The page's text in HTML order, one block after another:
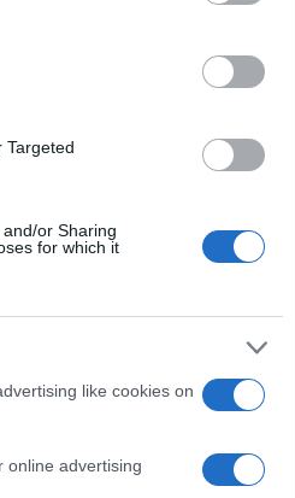
Targeted
or Sharing
for which it
like cookies on
online advertising
pari
l’importo
PIÙ
1